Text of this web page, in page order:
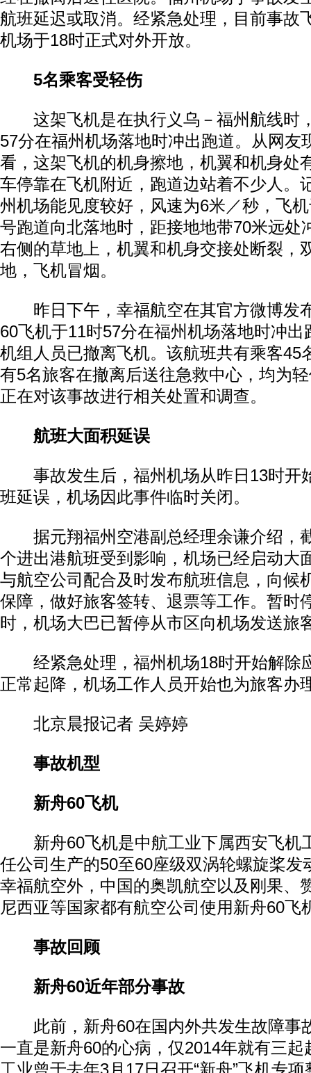
航班延迟或取消。经紧急处理，目前事故
机场于18时正式对外开放。
5名乘客受轻伤
这架飞机是在执行义乌－福州航线时
57分在福州机场落地时冲出跑道。从网友
看，这架飞机的机身擦地，机翼和机身处
车停靠在飞机附近，跑道边站着不少人。
州机场能见度较好，风速为6米／秒，飞
号跑道向北落地时，距接地地带70米远处
右侧的草地上，机翼和机身交接处断裂，
地，飞机冒烟。
昨日下午，幸福航空在其官方微博发
60飞机于11时57分在福州机场落地时冲出
机组人员已撤离飞机。该航班共有乘客45
有5名旅客在撤离后送往急救中心，均为
正在对该事故进行相关处置和调查。
航班大面积延误
事故发生后，福州机场从昨日13时开
班延误，机场因此事件临时关闭。
据元翔福州空港副总经理余谦介绍，
个进出港航班受到影响，机场已经启动大
与航空公司配合及时发布航班信息，向候
保障，做好旅客签转、退票等工作。暂时
时，机场大巴已暂停从市区向机场发送旅
经紧急处理，福州机场18时开始解除
正常起降，机场工作人员开始也为旅客办
北京晨报记者 吴婷婷
事故机型
新舟60飞机
新舟60飞机是中航工业下属西安飞机
任公司生产的50至60座级双涡轮螺旋桨发
幸福航空外，中国的奥凯航空以及刚果、
尼西亚等国家都有航空公司使用新舟60飞
事故回顾
新舟60近年部分事故
此前，新舟60在国内外共发生故障事
一直是新舟60的心病，仅2014年就有三起